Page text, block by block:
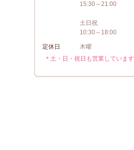
15:30～21:00
土日祝
10:30～18:00
定休日
木曜
＊土・日・祝日も営業しています